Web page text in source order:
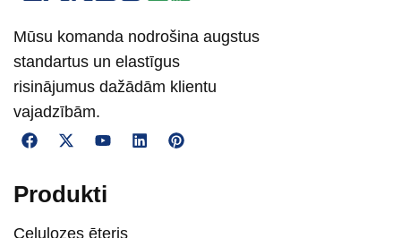
Mūsu komanda nodrošina augstus
standartus un elastīgus
risinājumus dažādām klientu
vajadzībām.
Produkti
Celulozes ēteris